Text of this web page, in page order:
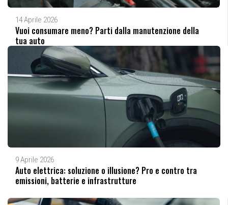
14 Aprile 2026
Vuoi consumare meno? Parti dalla manutenzione della
tua auto
9 Aprile 2026
Auto elettrica: soluzione o illusione? Pro e contro tra
emissioni, batterie e infrastrutture